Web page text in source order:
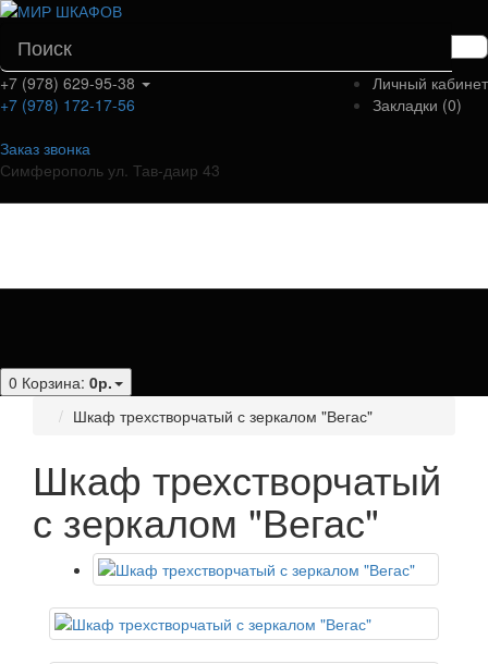
Личный кабинет
Закладки (0)
+7 (978) 629-95-38
+7 (978) 172-17-56
Заказ звонка
Симферополь ул. Тав-даир 43
0 Корзина: 0р.
Шкаф трехстворчатый с зеркалом "Вегас"
Шкаф трехстворчатый
с зеркалом "Вегас"